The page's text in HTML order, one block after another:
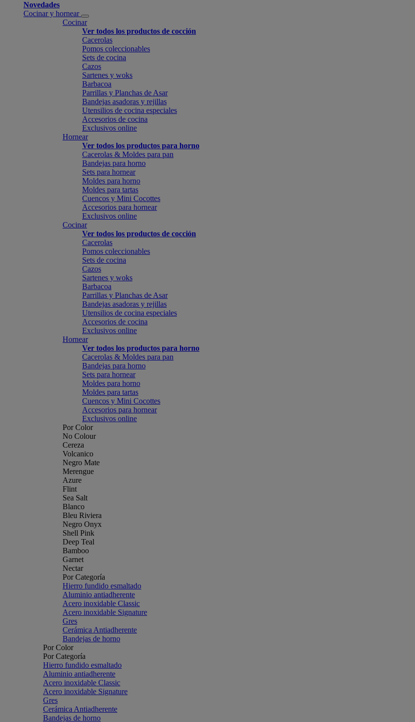
Novedades
Cocinar y hornear
Cocinar
Ver todos los productos de cocción
Cacerolas
Pomos coleccionables
Sets de cocina
Cazos
Sartenes y woks
Barbacoa
Parrillas y Planchas de Asar
Bandejas asadoras y rejillas
Utensilios de cocina especiales
Accesorios de cocina
Exclusivos online
Hornear
Ver todos los productos para horno
Cacerolas & Moldes para pan
Bandejas para horno
Sets para hornear
Moldes para horno
Moldes para tartas
Cuencos y Mini Cocottes
Accesorios para hornear
Exclusivos online
Cocinar
Ver todos los productos de cocción
Cacerolas
Pomos coleccionables
Sets de cocina
Cazos
Sartenes y woks
Barbacoa
Parrillas y Planchas de Asar
Bandejas asadoras y rejillas
Utensilios de cocina especiales
Accesorios de cocina
Exclusivos online
Hornear
Ver todos los productos para horno
Cacerolas & Moldes para pan
Bandejas para horno
Sets para hornear
Moldes para horno
Moldes para tartas
Cuencos y Mini Cocottes
Accesorios para hornear
Exclusivos online
Por Color
No Colour
Cereza
Volcanico
Negro Mate
Merengue
Azure
Flint
Sea Salt
Blanco
Bleu Riviera
Negro Onyx
Shell Pink
Deep Teal
Bamboo
Garnet
Nectar
Por Categoría
Hierro fundido esmaltado
Aluminio antiadherente
Acero inoxidable Classic
Acero inoxidable Signature
Gres
Cerámica Antiadherente
Bandejas de horno
Por Color
Por Categoría
Hierro fundido esmaltado
Aluminio antiadherente
Acero inoxidable Classic
Acero inoxidable Signature
Gres
Cerámica Antiadherente
Bandejas de horno